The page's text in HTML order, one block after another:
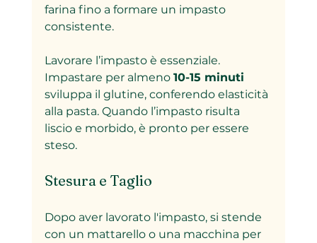
farina fino a formare un impasto
consistente.
Lavorare l’impasto è essenziale.
Impastare per almeno 10-15 minuti
sviluppa il glutine, conferendo elasticità
alla pasta. Quando l’impasto risulta
liscio e morbido, è pronto per essere
steso.
Stesura e Taglio
Dopo aver lavorato l'impasto, si stende
con un mattarello o una macchina per